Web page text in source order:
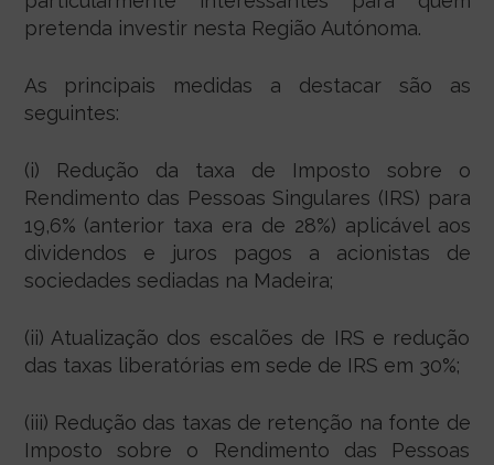
pretenda investir nesta Região Autónoma.
As principais medidas a destacar são as
seguintes:
(i) Redução da taxa de Imposto sobre o
Rendimento das Pessoas Singulares (IRS) para
19,6% (anterior taxa era de 28%) aplicável aos
dividendos e juros pagos a acionistas de
sociedades sediadas na Madeira;
(ii) Atualização dos escalões de IRS e redução
das taxas liberatórias em sede de IRS em 30%;
(iii) Redução das taxas de retenção na fonte de
Imposto sobre o Rendimento das Pessoas